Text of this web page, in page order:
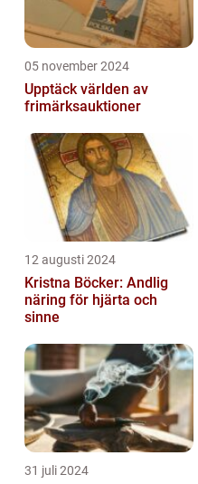
05 november 2024
Upptäck världen av
frimärksauktioner
12 augusti 2024
Kristna Böcker: Andlig
näring för hjärta och
sinne
31 juli 2024